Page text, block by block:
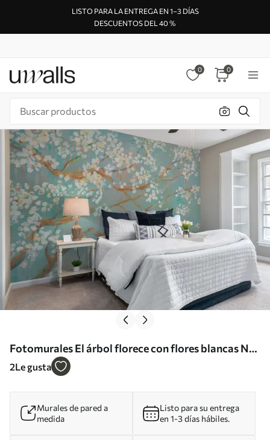
LISTO PARA LA ENTREGA EN 1–3 DÍAS
DESCUENTOS DEL 40 %
0 0
Fotomurales El árbol florece con flores blancas Nr.
u29224
2Le gusta
Murales de pared a
medida
Listo para su entrega
en 1-3 días hábiles.